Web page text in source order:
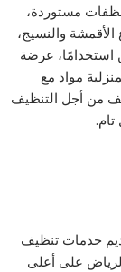
مستوردة،
والنسيج،
استخدامًا، عرضة
مواد مع
من أجل التنظيف
خدمات تنظيف
على أعلى